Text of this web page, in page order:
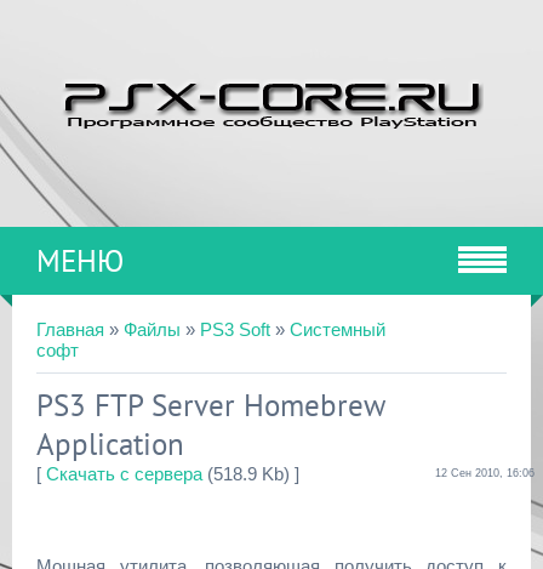
МЕНЮ
Главная » Файлы » PS3 Soft » Системный
софт
PS3 FTP Server Homebrew
Application
[ Скачать с сервера (518.9 Kb) ] 12 Сен 2010, 16:06